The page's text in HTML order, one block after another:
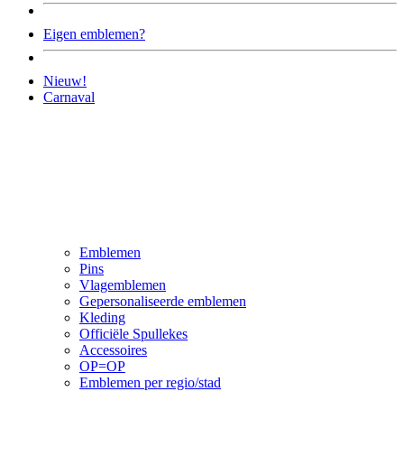
Eigen emblemen?
Nieuw!
Carnaval
Emblemen
Pins
Vlagemblemen
Gepersonaliseerde emblemen
Kleding
Officiële Spullekes
Accessoires
OP=OP
Emblemen per regio/stad